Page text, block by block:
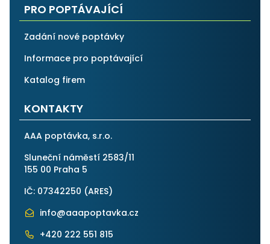
PRO POPTÁVAJÍCÍ
Zadání nové poptávky
Informace pro poptávající
Katalog firem
KONTAKTY
AAA poptávka, s.r.o.
Sluneční náměstí 2583/11
155 00 Praha 5
IČ: 07342250 (ARES)
info@aaapoptavka.cz
+420 222 551 815